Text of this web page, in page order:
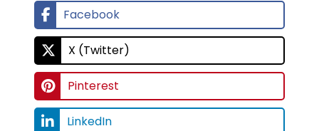
Facebook
X (Twitter)
Pinterest
LinkedIn